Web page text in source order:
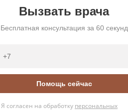
Вызвать врача
Бесплатная консультация за 60 секунд
Помощь сейчас
Я согласен на обработку персональных